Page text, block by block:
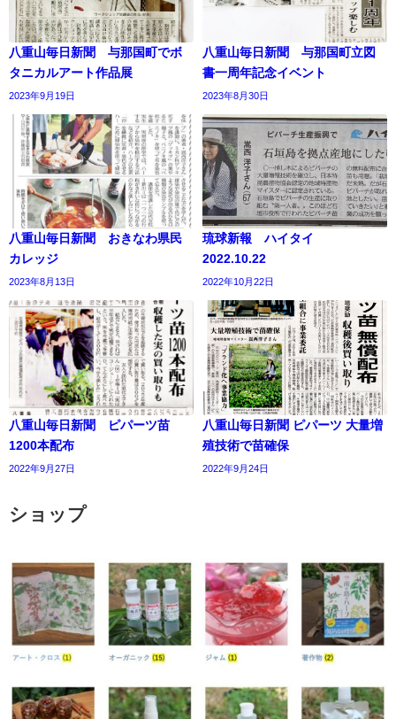
八重山毎日新聞 与那国町でボ
タニカルアート作品展
2023年9月19日
八重山毎日新聞 与那国町立図
書一周年記念イベント
2023年8月30日
八重山毎日新聞 おきなわ県民
カレッジ
2023年8月13日
琉球新報 ハイタイ
2022.10.22
2022年10月22日
八重山毎日新聞 ピパーツ苗
1200本配布
2022年9月27日
八重山毎日新聞 ピパーツ 大量増
殖技術で苗確保
2022年9月24日
ショップ